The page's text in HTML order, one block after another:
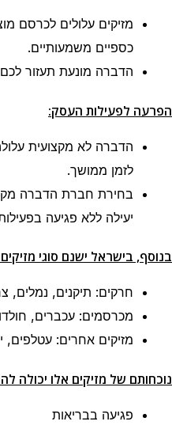
מזיקים עלולים לכרסם
כספיים משמעותיים.
הדברה מונעת תעזור
הפרעה לפעילות העסק:
הדברה לא מקצועית
לזמן ממושך.
בחירת חברת הדברה
יעילה ללא פגיעה
בנוסף, בישראל ישנם סוגי
חרקים: תיקנים, נמלים,
מכרסמים: עכברים,
מזיקים אחרים: עטלפים,
נוכחותם של מזיקים אלו יכולה
פגיעה בבריאות